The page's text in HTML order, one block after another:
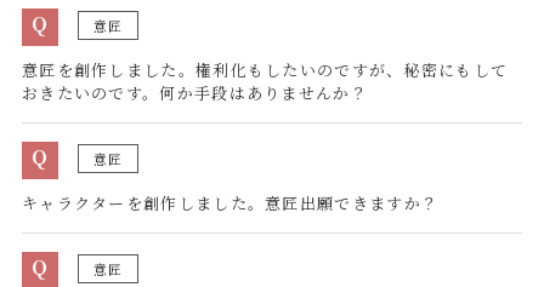
Q 意匠
意匠を創作しました。権利化もしたいのですが、秘密にもして
おきたいのです。何か手段はありませんか？
Q 意匠
キャラクターを創作しました。意匠出願できますか？
Q 意匠